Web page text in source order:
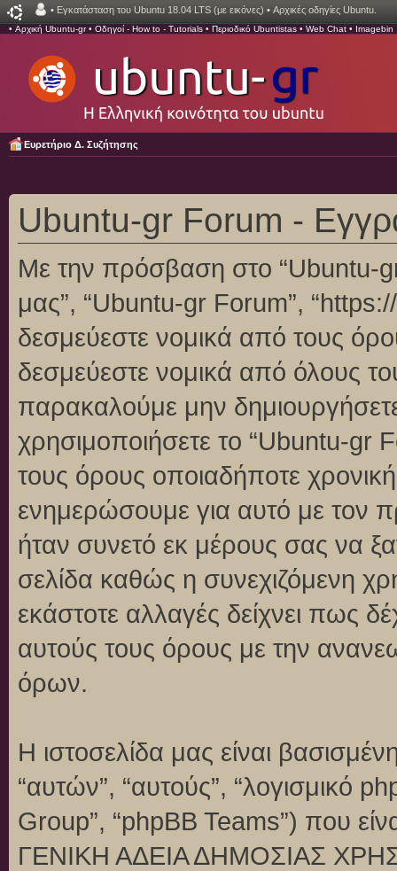
• Εγκατάσταση του Ubuntu 18.04 LTS (με εικόνες) • Αρχικές οδηγίες Ubuntu.
• Αρχική Ubuntu-gr• Οδηγοί - How to - Tutorials • Περιοδικό Ubuntistas • Web Chat • Imagebin
Ευρετήριο Δ. Συζήτησης
Ubuntu-gr Forum -
Με την πρόσβαση στο “Ubuntu-gr
μας”, “Ubuntu-gr Forum”,
δεσμεύεστε νομικά από τους
δεσμεύεστε νομικά από όλους
παρακαλούμε μην
χρησιμοποιήσετε το “Ubuntu-gr
τους όρους οποιαδήποτε
ενημερώσουμε για αυτό με τον
ήταν συνετό εκ μέρους σας να
σελίδα καθώς η συνεχιζόμενη
εκάστοτε αλλαγές δείχνει πως
αυτούς τους όρους με την
όρων.
Η ιστοσελίδα μας είναι
“αυτών”, “αυτούς”, “λογισμικό
Group”, “phpBB Teams”) που
ΓΕΝΙΚΗ ΑΔΕΙΑ ΔΗΜΟΣΙΑΣ